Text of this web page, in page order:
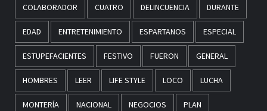
COLABORADOR CUATRO DELINCUENCIA DURANTE
EDAD ENTRETENIMIENTO ESPARTANOS ESPECIAL
ESTUPEFACIENTES FESTIVO FUERON GENERAL
HOMBRES LEER LIFE STYLE LOCO LUCHA
MONTERÍA NACIONAL NEGOCIOS PLAN